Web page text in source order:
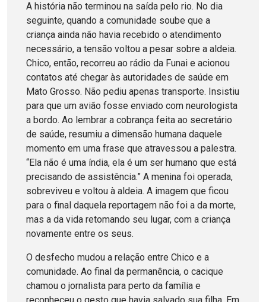
A história não terminou na saída pelo rio. No dia
seguinte, quando a comunidade soube que a
criança ainda não havia recebido o atendimento
necessário, a tensão voltou a pesar sobre a aldeia.
Chico, então, recorreu ao rádio da Funai e acionou
contatos até chegar às autoridades de saúde em
Mato Grosso. Não pediu apenas transporte. Insistiu
para que um avião fosse enviado com neurologista
a bordo. Ao lembrar a cobrança feita ao secretário
de saúde, resumiu a dimensão humana daquele
momento em uma frase que atravessou a palestra.
“Ela não é uma índia, ela é um ser humano que está
precisando de assistência.” A menina foi operada,
sobreviveu e voltou à aldeia. A imagem que ficou
para o final daquela reportagem não foi a da morte,
mas a da vida retomando seu lugar, com a criança
novamente entre os seus.
O desfecho mudou a relação entre Chico e a
comunidade. Ao final da permanência, o cacique
chamou o jornalista para perto da família e